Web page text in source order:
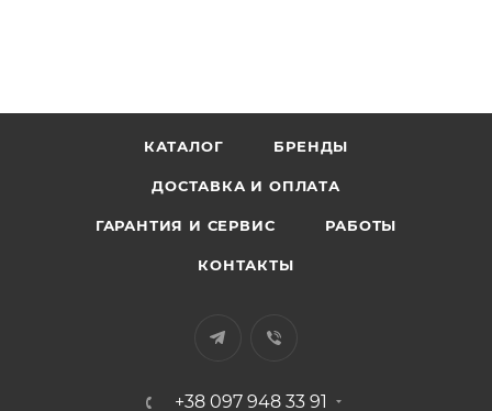
КАТАЛОГ БРЕНДЫ
ДОСТАВКА И ОПЛАТА
ГАРАНТИЯ И СЕРВИС РАБОТЫ
КОНТАКТЫ
+38 097 948 33 91